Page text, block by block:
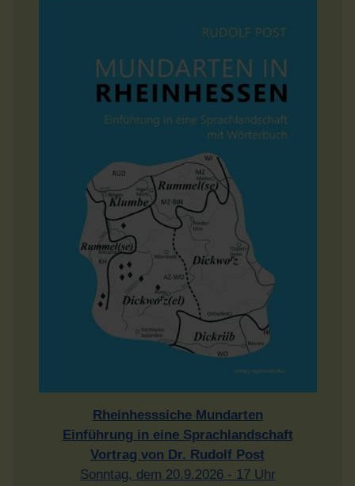
Rheinhesssiche Mundarten
Einführung in eine Sprachlandschaft
Vortrag von Dr. Rudolf Post
Sonntag, dem 20.9.2026 - 17 Uhr